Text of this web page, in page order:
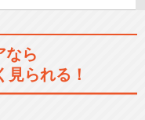
ーマ
なら
られる！